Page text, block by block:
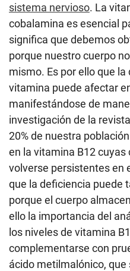
sistema nervioso. La
cobalamina es esencial
significa que debemos
porque nuestro cuerpo
mismo. Es por ello que
vitamina puede afectar
manifestándose de
investigación de la
20% de nuestra
en la vitamina B12
volverse persistentes en
que la deficiencia puede
porque el cuerpo
ello la importancia del
los niveles de vitamina
complementarse con
ácido metilmalónico, que